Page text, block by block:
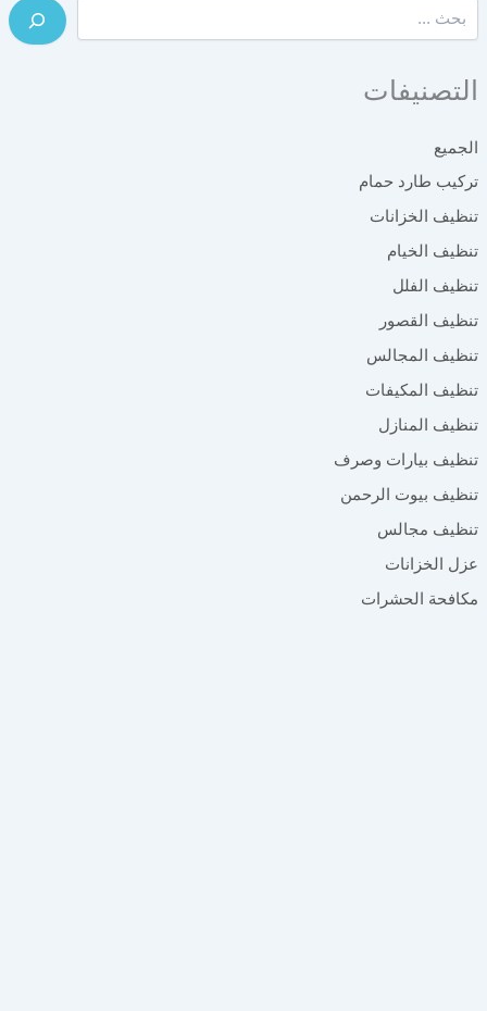
التصنيفات
الجميع
تركيب طارد حمام
تنظيف الخزانات
تنظيف الخيام
تنظيف الفلل
تنظيف القصور
تنظيف المجالس
تنظيف المكيفات
تنظيف المنازل
تنظيف بيارات وصرف
تنظيف بيوت الرحمن
تنظيف مجالس
عزل الخزانات
مكافحة الحشرات